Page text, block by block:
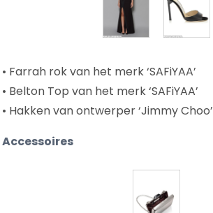
• Farrah rok van het merk ‘SAFiYAA’
• Belton Top van het merk ‘SAFiYAA’
• Hakken van ontwerper ‘Jimmy Choo’
Accessoires